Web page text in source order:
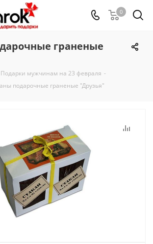
0
граненые
Подарки мужчинам на 23 февраля -
подарочные граненые "Друзья"